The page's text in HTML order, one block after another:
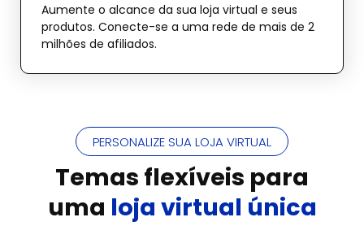
Aumente o alcance da sua loja virtual e seus
produtos. Conecte-se a uma rede de mais de 2
milhões de afiliados.
PERSONALIZE SUA LOJA VIRTUAL
Temas flexíveis para
uma loja virtual única